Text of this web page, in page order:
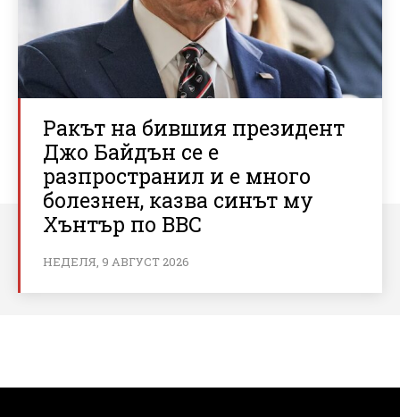
Ракът на бившия президент
Джо Байдън се е
разпространил и е много
болезнен, казва синът му
Хънтър по BBC
НЕДЕЛЯ, 9 АВГУСТ 2026